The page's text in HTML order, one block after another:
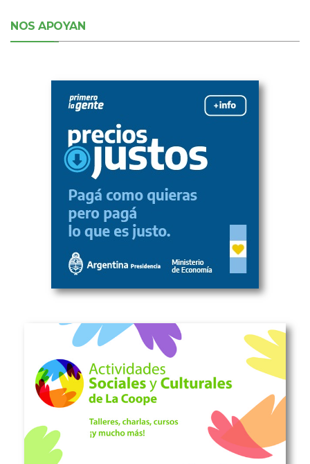
NOS APOYAN